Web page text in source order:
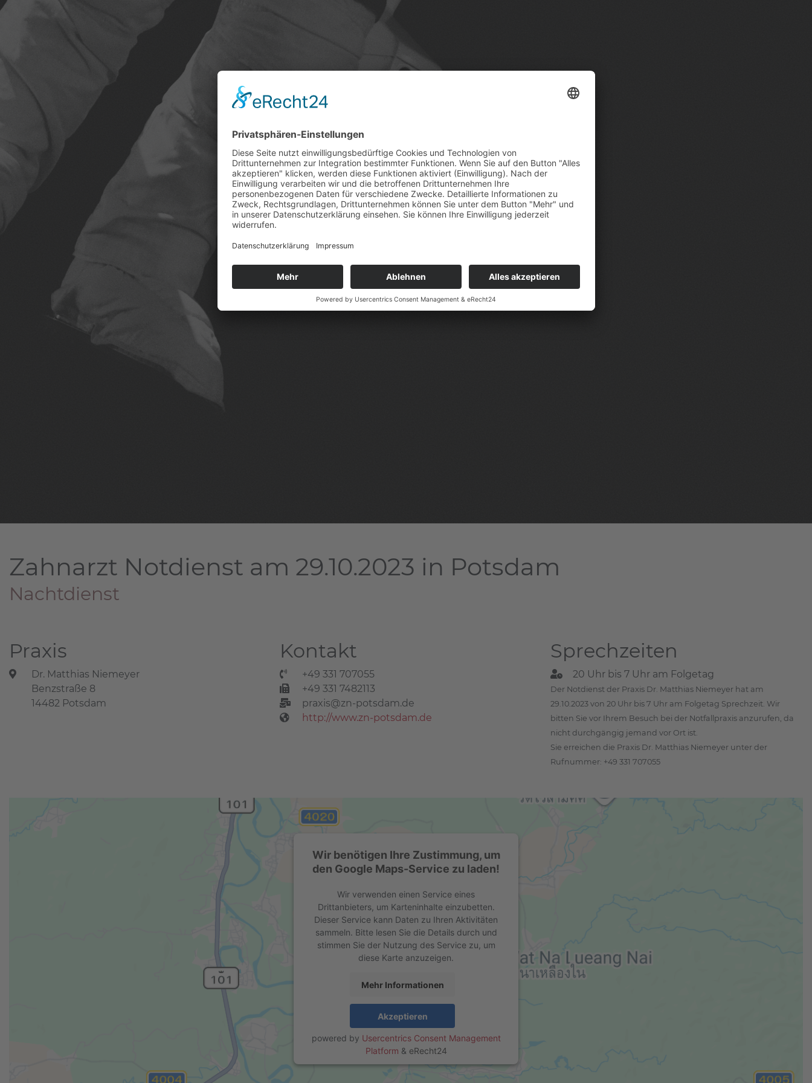
Zahnarzt Notdienst am 29.10.2023 in Potsdam
Nachtdienst
Praxis
Dr. Matthias Niemeyer
Benzstraße 8
14482 Potsdam
Kontakt
+49 331 707055
+49 331 7482113
praxis@zn-potsdam.de
http://www.zn-potsdam.de
Sprechzeiten
20 Uhr bis 7 Uhr am Folgetag
Der Notdienst der Praxis Dr. Matthias Niemeyer hat am
29.10.2023 von 20 Uhr bis 7 Uhr am Folgetag Sprechzeit. Wir
bitten Sie vor Ihrem Besuch bei der Notfallpraxis anzurufen, da
nicht durchgängig jemand vor Ort ist.
Sie erreichen die Praxis Dr. Matthias Niemeyer unter der
Rufnummer: +49 331 707055
Wir benötigen Ihre Zustimmung, um
den Google Maps-Service zu laden!
Wir verwenden einen Service eines
Drittanbieters, um Karteninhalte einzubetten.
Dieser Service kann Daten zu Ihren Aktivitäten
sammeln. Bitte lesen Sie die Details durch und
stimmen Sie der Nutzung des Service zu, um
diese Karte anzuzeigen.
Mehr Informationen
Akzeptieren
powered by Usercentrics Consent Management
Platform & eRecht24